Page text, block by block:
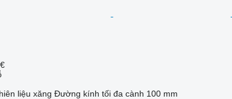
liệu xăng Đường kính tối đa cành 100 mm